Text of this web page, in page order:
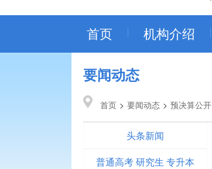
首页 机构介绍
要闻动态
首页 > 要闻动态 > 预决算公开
头条新闻
普通高考 研究生 专升本